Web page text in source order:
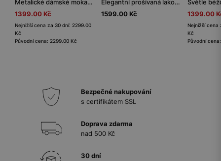
Metalické dámské mokasíny penny loafers
1399.00 Kč
Nejnižší cena za 30 dní: 2299.00
Kč
Původní cena: 2299.00 Kč
Elegantní prošívaná lakovaná peněženka
1599.00 Kč
1399.00
Nejnižší cena
Kč
Původní
Bezpečné nakupování
s certifikátem SSL
Doprava zdarma
nad 500 Kč
30 dní